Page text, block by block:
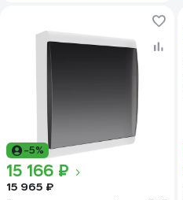
-5%
15 166 ₽
15 965 ₽